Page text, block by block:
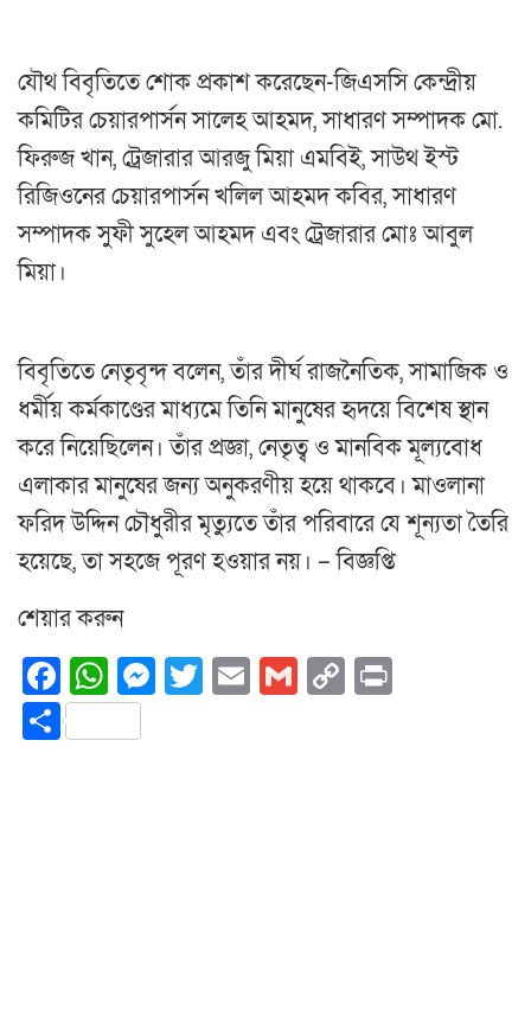
যৌথ বিবৃতিতে শোক প্রকাশ করেছেন-জিএসসি কেন্দ্রীয়
কমিটির চেয়ারপার্সন সালেহ আহমদ, সাধারণ সম্পাদক মো.
ফিরুজ খান, ট্রেজারার আরজু মিয়া এমবিই, সাউথ ইস্ট
রিজিওনের চেয়ারপার্সন খলিল আহমদ কবির, সাধারণ
সম্পাদক সুফী সুহেল আহমদ এবং ট্রেজারার মোঃ আবুল
মিয়া।
বিবৃতিতে নেতৃবৃন্দ বলেন, তাঁর দীর্ঘ রাজনৈতিক, সামাজিক ও
ধর্মীয় কর্মকাণ্ডের মাধ্যমে তিনি মানুষের হৃদয়ে বিশেষ স্থান
করে নিয়েছিলেন। তাঁর প্রজ্ঞা, নেতৃত্ব ও মানবিক মূল্যবোধ
এলাকার মানুষের জন্য অনুকরণীয় হয়ে থাকবে। মাওলানা
ফরিদ উদ্দিন চৌধুরীর মৃত্যুতে তাঁর পরিবারে যে শূন্যতা তৈরি
হয়েছে, তা সহজে পূরণ হওয়ার নয়। – বিজ্ঞপ্তি
শেয়ার করুন
Facebook
WhatsApp
Messenger
Twitter
EmailGmail
Copy
Share